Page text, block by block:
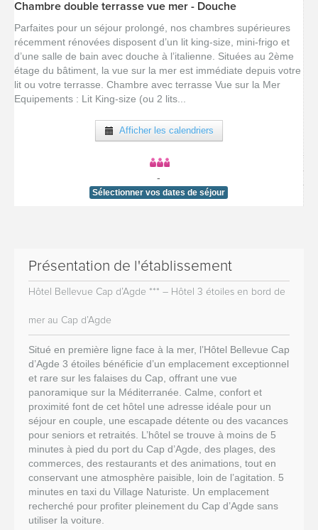
Chambre double terrasse vue mer - Douche
Parfaites pour un séjour prolongé, nos chambres supérieures
récemment rénovées disposent d’un lit king-size, mini-frigo et
d’une salle de bain avec douche à l’italienne. Situées au 2ème
étage du bâtiment, la vue sur la mer est immédiate depuis votre
lit ou votre terrasse. Chambre avec terrasse Vue sur la Mer
Equipements : Lit King-size (ou 2 lits...
Afficher les calendriers
-
Sélectionner vos dates de séjour
Présentation de l'établissement
Hôtel Bellevue Cap d’Agde *** – Hôtel 3 étoiles en bord de
mer au Cap d’Agde
Situé en première ligne face à la mer, l’Hôtel Bellevue Cap
d’Agde 3 étoiles bénéficie d’un emplacement exceptionnel
et rare sur les falaises du Cap, offrant une vue
panoramique sur la Méditerranée. Calme, confort et
proximité font de cet hôtel une adresse idéale pour un
séjour en couple, une escapade détente ou des vacances
pour seniors et retraités. L’hôtel se trouve à moins de 5
minutes à pied du port du Cap d’Agde, des plages, des
commerces, des restaurants et des animations, tout en
conservant une atmosphère paisible, loin de l’agitation. 5
minutes en taxi du Village Naturiste. Un emplacement
recherché pour profiter pleinement du Cap d’Agde sans
utiliser la voiture.